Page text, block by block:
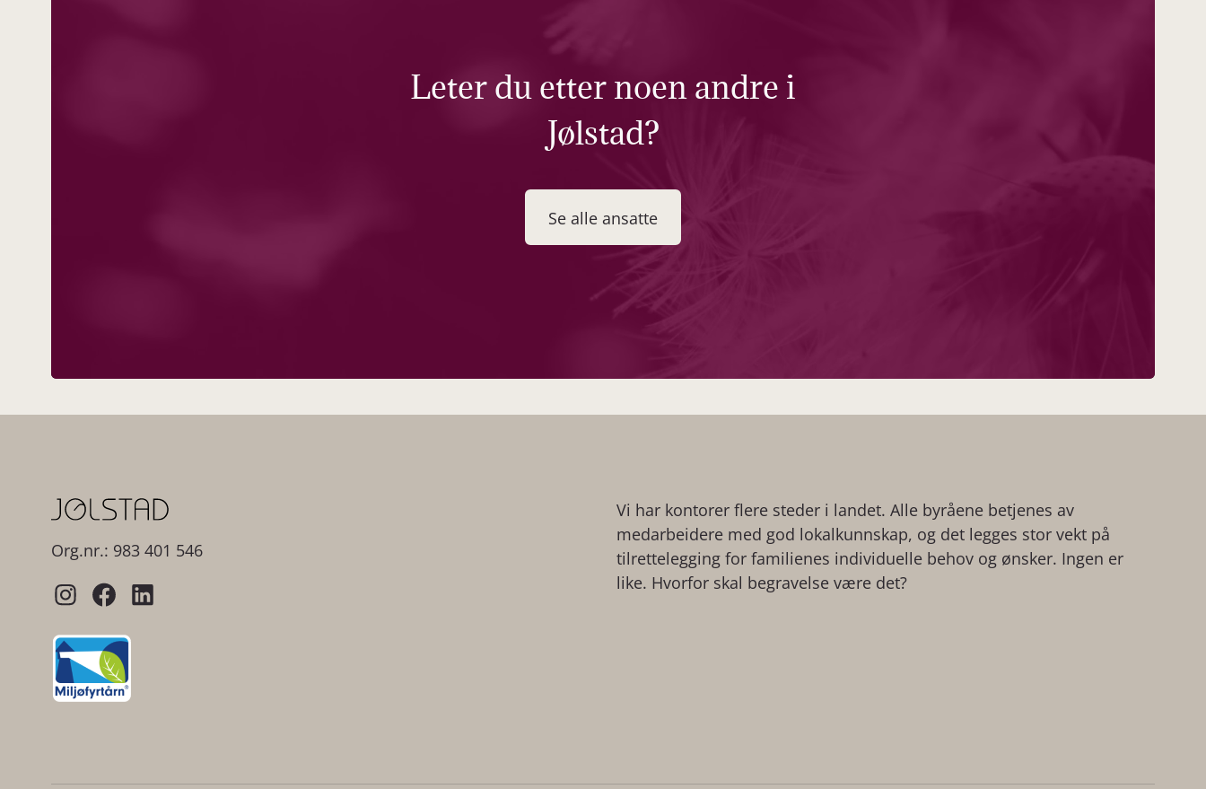
Leter du etter noen andre i
Jølstad?
Se alle ansatte
Org.nr.: 983 401 546
Vi har kontorer flere steder i landet. Alle byråene betjenes av
medarbeidere med god lokalkunnskap, og det legges stor vekt på
tilrettelegging for familienes individuelle behov og ønsker. Ingen er
like. Hvorfor skal begravelse være det?